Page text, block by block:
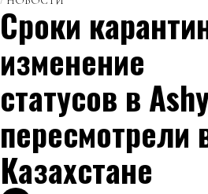
Сроки
изменение
статусов в
пересмотрели
Казахстане